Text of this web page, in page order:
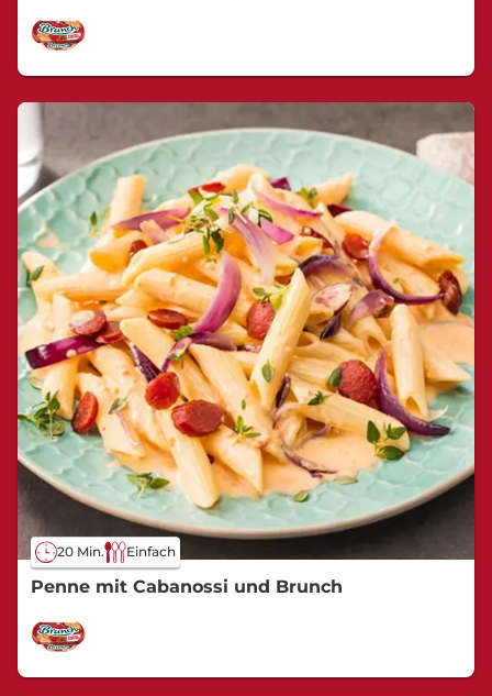
20 Min. Einfach
Penne mit Cabanossi und Brunch